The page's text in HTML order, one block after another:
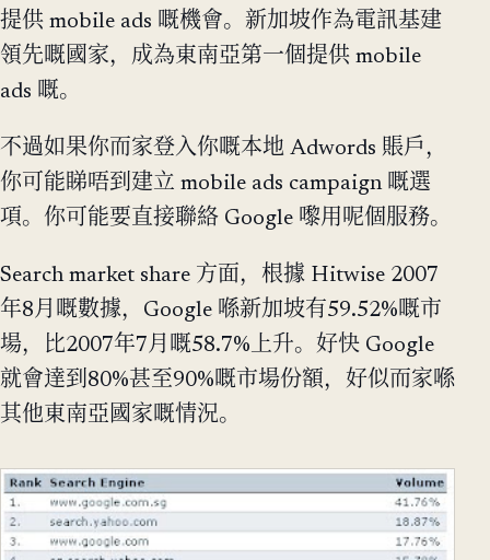
提供 mobile ads 嘅機會。新加坡作為電訊基建
領先嘅國家，成為東南亞第一個提供 mobile
ads 嘅。
不過如果你而家登入你嘅本地 Adwords 賬戶，
你可能睇唔到建立 mobile ads campaign 嘅選
項。你可能要直接聯絡 Google 嚟用呢個服務。
Search market share 方面，根據 Hitwise 2007
年8月嘅數據，Google 喺新加坡有59.52%嘅市
場，比2007年7月嘅58.7%上升。好快 Google
就會達到80%甚至90%嘅市場份額，好似而家喺
其他東南亞國家嘅情況。